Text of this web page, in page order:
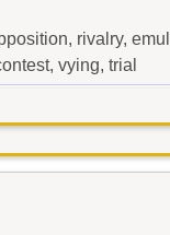
rivalry,
vying, trial